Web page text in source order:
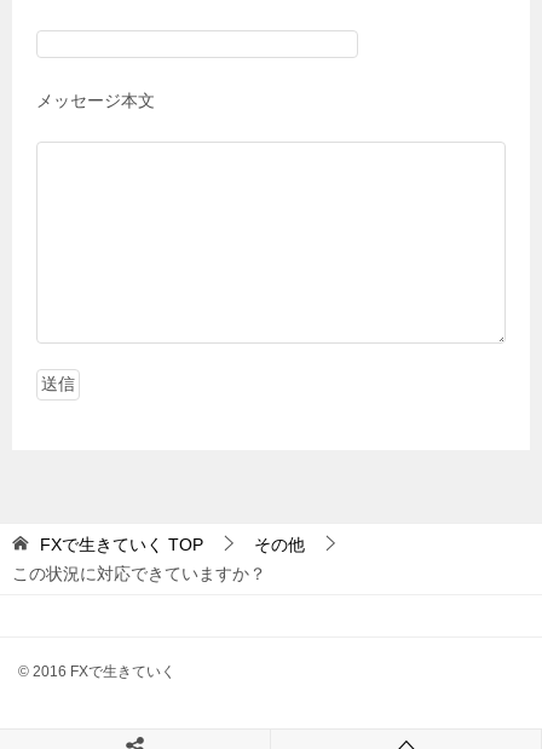
メッセージ本文
FXで生きていく TOP
その他
この状況に対応できていますか？
© 2016 FXで生きていく